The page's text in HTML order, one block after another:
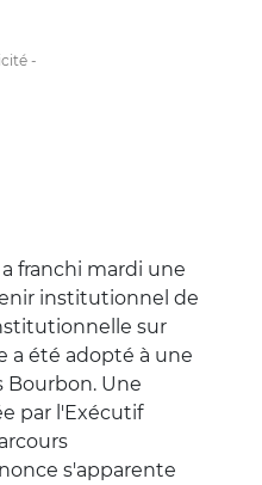
franchi mardi une
institutionnel de
sur
a été adopté à une
Bourbon. Une
par l'Exécutif
s'apparente